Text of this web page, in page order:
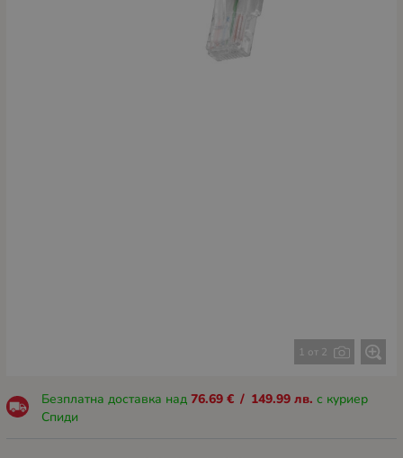
1 от 2
Безплатна доставка над 76.69 € / 149.99 лв. с куриер
Спиди